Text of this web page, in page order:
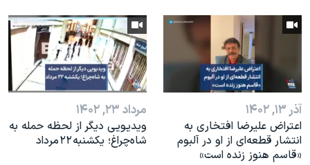
آذر ۱۳, ۱۴۰۲
اعتراض علیرضا افتخاری به
انتشار قطعه‌ای از او در آلبوم
«قاسم هنوز زنده است»
مرداد ۲۳, ۱۴۰۲
ویدیویی دیگر از لحظه حمله به
شاه‌چراغ؛ یکشنبه ۲۲ مرداد